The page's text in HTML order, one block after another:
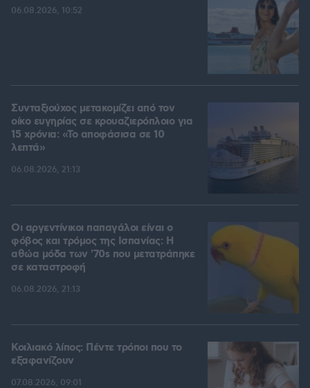
06.08.2026, 10:52
Συνταξιούχος μετακομίζει από τον
οίκο ευγηρίας σε κρουαζιερόπλοιο για
15 χρόνια: «Το αποφάσισα σε 10
λεπτά»
06.08.2026, 21:13
Οι αργεντίνικοι παπαγάλοι είναι ο
φόβος και τρόμος της Ισπανίας: Η
αθώα μόδα των '70s που μετατράπηκε
σε καταστροφή
06.08.2026, 21:13
Κοιλιακό λίπος: Πέντε τρόποι που το
εξαφανίζουν
07.08.2026, 09:01